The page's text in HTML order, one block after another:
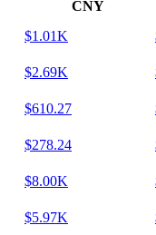
CNY
$1.01K
$2.69K
$610.27
$278.24
$8.00K
$5.97K